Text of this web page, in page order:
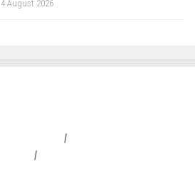
4 August 2026
|
|